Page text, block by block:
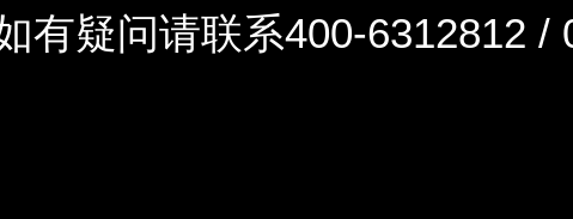
有疑问请联系400-6312812 /